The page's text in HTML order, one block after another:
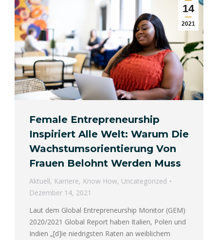
14
2021
Female Entrepreneurship
Inspiriert Alle Welt: Warum Die
Wachstumsorientierung Von
Frauen Belohnt Werden Muss
Aktuell, Karriere, Know How, Uncategorized
Dezember 14, 2021
Laut dem Global Entrepreneurship Monitor (GEM)
2020/2021 Global Report haben Italien, Polen und
Indien „[d]ie niedrigsten Raten an weiblichem